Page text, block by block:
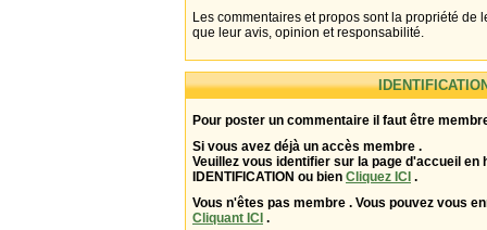
Les commentaires et propos sont la propriété de
que leur avis, opinion et responsabilité.
Pour poster un commentaire il faut être
Si vous avez déjà un accès membre .
Veuillez vous identifier sur la page d'accueil en
IDENTIFICATION ou bien Cliquez ICI .
Vous n'êtes pas membre . Vous pouvez vous
Cliquant ICI .